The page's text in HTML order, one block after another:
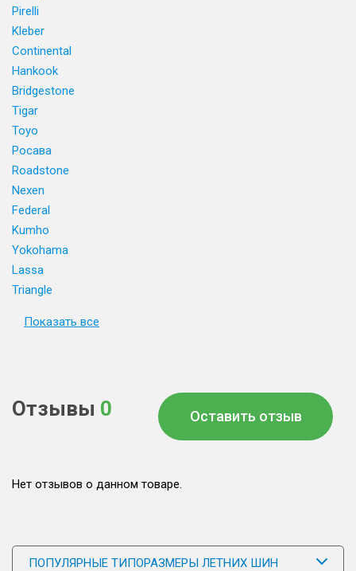
Pirelli
Kleber
Continental
Hankook
Bridgestone
Tigar
Toyo
Росава
Roadstone
Nexen
Federal
Kumho
Yokohama
Lassa
Triangle
Показать все
Отзывы 0 Оставить отзыв
Нет отзывов о данном товаре.
ПОПУЛЯРНЫЕ ТИПОРАЗМЕРЫ ЛЕТНИХ ШИН